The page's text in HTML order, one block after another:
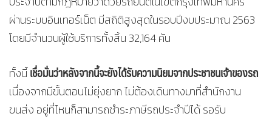
ผ่านระบบอินเทอร์เน็ต มีสถิติสูงสุดในรอบปีงบประมาณ 2563
โดยมีจำนวนผู้ใช้บริการทั้งสิ้น 32,164 คัน
ทั้งนี้เชื่อมั่นว่าหลังจากนี้จะยังได้รับความนิยมจากประชาชนเจ้าของรถ
เนื่องจากมีขั้นตอนไม่ยุ่งยาก ไม่ต้องเดินทางมาที่สำนักงาน
ขนส่ง อยู่ที่ไหนก็สามารถชำระภาษีรถประจำปีได้ รอรับ